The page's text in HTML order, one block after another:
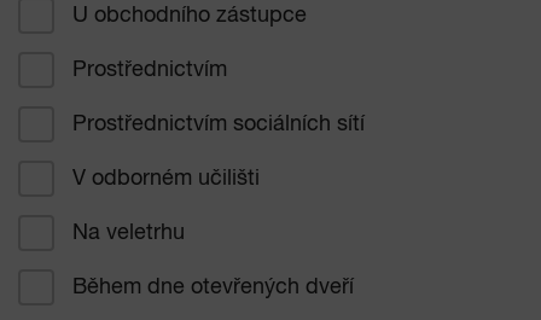
U obchodního zástupce
Prostřednictvím
Prostřednictvím sociálních sítí
V odborném učilišti
Na veletrhu
Během dne otevřených dveří